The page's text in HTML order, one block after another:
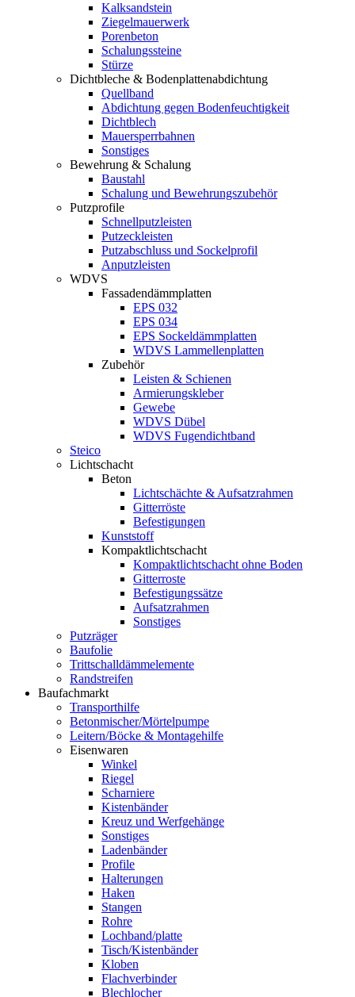
Kalksandstein
Ziegelmauerwerk
Porenbeton
Schalungssteine
Stürze
Dichtbleche & Bodenplattenabdichtung
Quellband
Abdichtung gegen Bodenfeuchtigkeit
Dichtblech
Mauersperrbahnen
Sonstiges
Bewehrung & Schalung
Baustahl
Schalung und Bewehrungszubehör
Putzprofile
Schnellputzleisten
Putzeckleisten
Putzabschluss und Sockelprofil
Anputzleisten
WDVS
Fassadendämmplatten
EPS 032
EPS 034
EPS Sockeldämmplatten
WDVS Lammellenplatten
Zubehör
Leisten & Schienen
Armierungskleber
Gewebe
WDVS Dübel
WDVS Fugendichtband
Steico
Lichtschacht
Beton
Lichtschächte & Aufsatzrahmen
Gitterröste
Befestigungen
Kunststoff
Kompaktlichtschacht
Kompaktlichtschacht ohne Boden
Gitterroste
Befestigungssätze
Aufsatzrahmen
Sonstiges
Putzräger
Baufolie
Trittschalldämmelemente
Randstreifen
Baufachmarkt
Transporthilfe
Betonmischer/Mörtelpumpe
Leitern/Böcke & Montagehilfe
Eisenwaren
Winkel
Riegel
Scharniere
Kistenbänder
Kreuz und Werfgehänge
Sonstiges
Ladenbänder
Profile
Halterungen
Haken
Stangen
Rohre
Lochband/platte
Tisch/Kistenbänder
Kloben
Flachverbinder
Blechlocher